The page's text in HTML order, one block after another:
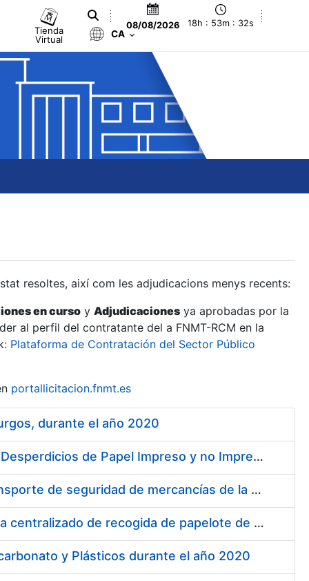
Tienda
Virtual
08/08/2026 18h : 53m : 32s
CA
resoltes, així com les adjudicacions menys recents:
en curso y Adjudicaciones ya aprobadas por la
al perfil del contratante del a FNMT-RCM en la
Plataforma de Contratación del Sector Público
portallicitacion.fnmt.es
durante el año 2020
Contratación de Enajenación y Retirada de Recortes Sobrantes y Desperdicios de Papel Impreso y no Impreso durante el Año 2020
Contratación de operador logístico para distintos servicios de transporte de seguridad de mercancías de la Fábrica Nacional de Moneda y Timbre - Real Casa de la Moneda
Servicio de mantenimiento preventivo de la instalación del sistema centralizado de recogida de papelote de timbre e imprenta
y Plásticos durante el año 2020